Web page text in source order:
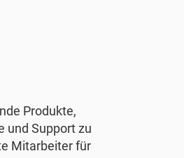
Produkte,
und Support zu
Mitarbeiter für